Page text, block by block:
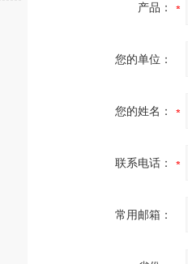
产品：
您的单位：
您的姓名：
联系电话：
常用邮箱：